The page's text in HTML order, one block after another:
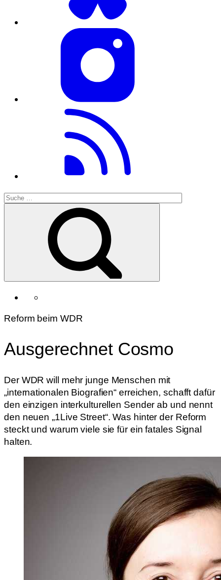
Reform beim WDR
Ausgerechnet Cosmo
Der WDR will mehr junge Menschen mit
„internationalen Biografien“ erreichen, schafft dafür
den einzigen interkulturellen Sender ab und nennt
den neuen „1Live Street“. Was hinter der Reform
steckt und warum viele sie für ein fatales Signal
halten.